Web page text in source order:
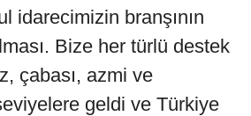
idarecimizin branşının
Bize her türlü destek
çabası, azmi ve
geldi ve Türkiye